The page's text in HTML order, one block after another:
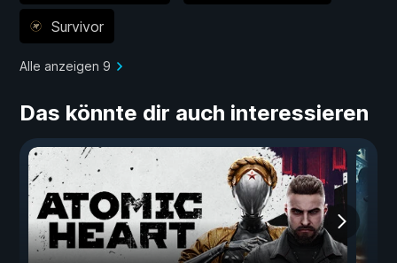
Survivor
Alle anzeigen 9
Das könnte dir auch interessieren